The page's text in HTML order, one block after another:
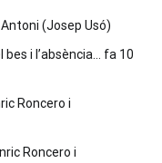
(Josep Usó)
bes i l’absència… fa 10
Roncero i
Roncero i